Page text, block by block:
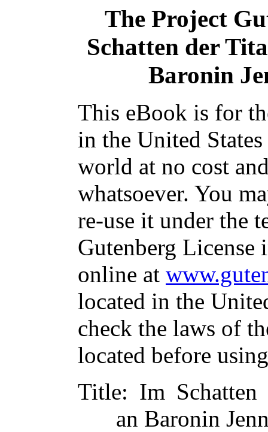
The Project
Schatten der
Baronin
This eBook is for
in the United
world at no cost
whatsoever. You
re-use it under the
Gutenberg
online at
located in the
check the laws of
located before
Title: Im Schatten
an Baronin